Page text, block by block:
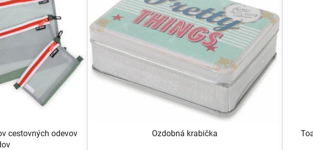
cestovných odevov
Ozdobná krabička